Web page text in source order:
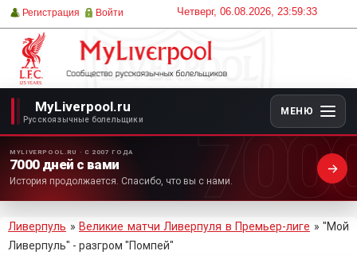
Четверг, 06.08.2026, 23:59:33
Регистрация Войти
MyLiverpool.ru
Русскоязычные болельщики
МЕНЮ
MYLIVERPOOL.RU · С 2007 ГОДА
7000 дней с вами
История продолжается. Спасибо, что вы с нами.
Ливерпуль » Великие матчи Ливерпуля в Премьер-лиге » "Мой
Ливерпуль" - разгром "Помпей"